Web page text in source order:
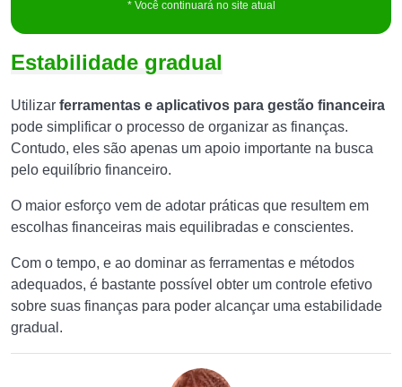
* Você continuará no site atual
Estabilidade gradual
Utilizar ferramentas e aplicativos para gestão financeira
pode simplificar o processo de organizar as finanças.
Contudo, eles são apenas um apoio importante na busca
pelo equilíbrio financeiro.
O maior esforço vem de adotar práticas que resultem em
escolhas financeiras mais equilibradas e conscientes.
Com o tempo, e ao dominar as ferramentas e métodos
adequados, é bastante possível obter um controle efetivo
sobre suas finanças para poder alcançar uma estabilidade
gradual.